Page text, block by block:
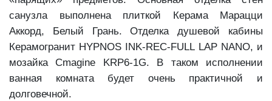
санузла выполнена плиткой Керама Марацци
Аккорд, Белый Грань. Отделка душевой кабины
Керамогранит HYPNOS INK-REC-FULL LAP NANO, и
мозайка Cmagine KRP6-1G. В таком исполнении
ванная комната будет очень практичной и
долговечной.